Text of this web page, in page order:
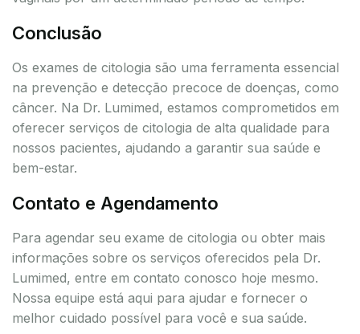
Conclusão
Os exames de citologia são uma ferramenta essencial
na prevenção e detecção precoce de doenças, como
câncer. Na Dr. Lumimed, estamos comprometidos em
oferecer serviços de citologia de alta qualidade para
nossos pacientes, ajudando a garantir sua saúde e
bem-estar.
Contato e Agendamento
Para agendar seu exame de citologia ou obter mais
informações sobre os serviços oferecidos pela Dr.
Lumimed, entre em contato conosco hoje mesmo.
Nossa equipe está aqui para ajudar e fornecer o
melhor cuidado possível para você e sua saúde.